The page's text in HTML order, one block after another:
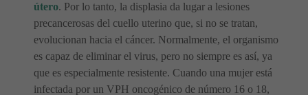
útero. Por lo tanto, la displasia da lugar a lesiones
precancerosas del cuello uterino que, si no se tratan,
evolucionan hacia el cáncer. Normalmente, el organismo
es capaz de eliminar el virus, pero no siempre es así, ya
que es especialmente resistente. Cuando una mujer está
infectada por un VPH oncogénico de número 16 o 18,